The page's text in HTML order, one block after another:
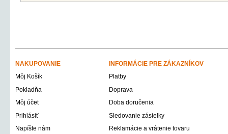
NAKUPOVANIE
INFORMÁCIE PRE ZÁKAZNÍKOV
Môj Košík
Platby
Pokladňa
Doprava
Môj účet
Doba doručenia
Prihlásiť
Sledovanie zásielky
Napíšte nám
Reklamácie a vrátenie tovaru